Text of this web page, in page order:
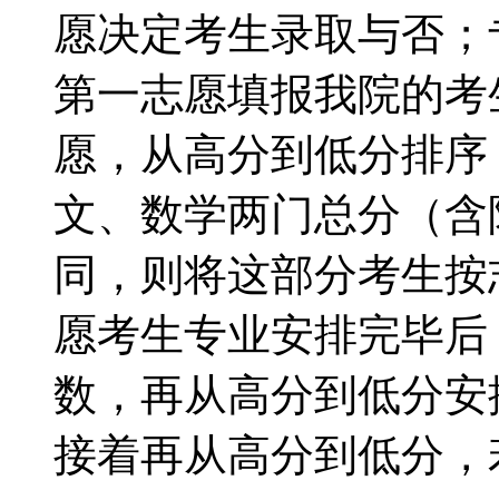
愿决定考生录取与否
第一志愿填报我院的
愿，从高分到低分排
文、数学两门总分（
同，则将这部分考生
愿考生专业安排完毕
数，再从高分到低分
接着再从高分到低分